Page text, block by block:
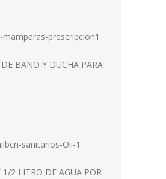
BAÑO Y DUCHA PARA
1/2 LITRO DE AGUA POR